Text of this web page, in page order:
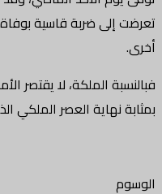
ضربة قاسية بوفاة الكلب،
الملكة، لا يقتصر الأمر
العصر الملكي الذي بدأ